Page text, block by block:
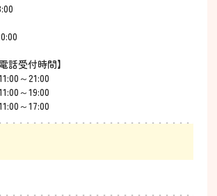
話受付時間】
～21:00
～19:00
～17:00